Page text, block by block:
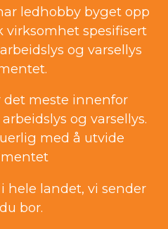
ledhobby byget opp
virksomhet spesifisert
og varsellys
det meste innenfor
og varsellys.
med å utvide
hele landet, vi sender
bor.